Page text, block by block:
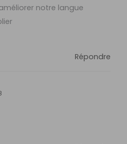
notre langue
Répondre